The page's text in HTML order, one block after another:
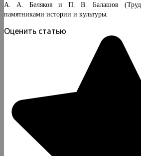
А. А. Беляков и П. В. Балашов
памятниками истории и культуры.
Оценить статью